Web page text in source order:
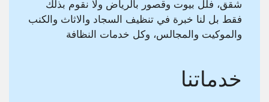
شقق، فلل بيوت وقصور بالرياض ولا نقوم بذلك
فقط بل لنا خبرة في تنظيف السجاد والاثاث والكنب
والموكيت والمجالس، وكل خدمات النظافة
خدماتنا